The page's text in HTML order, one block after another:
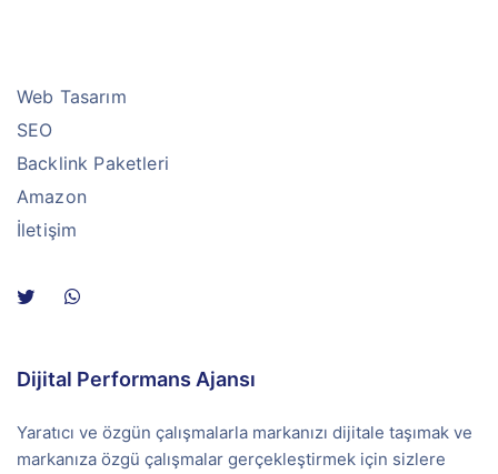
Web Tasarım
SEO
Backlink Paketleri
Amazon
İletişim
Dijital Performans Ajansı
Yaratıcı ve özgün çalışmalarla markanızı dijitale taşımak ve
markanıza özgü çalışmalar gerçekleştirmek için sizlere